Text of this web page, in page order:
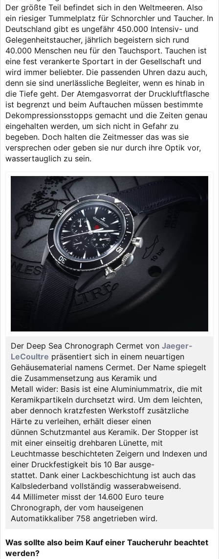
Der größte Teil befindet sich in den Weltmeeren. Also
ein riesiger Tummelplatz für Schnorchler und Taucher. In
Deutschland gibt es ungefähr 450.000 Intensiv- und
Gelegenheitstaucher, jährlich begeistern sich rund
40.000 Menschen neu für den Tauchsport. Tauchen ist
eine fest verankerte Sportart in der Gesellschaft und
wird immer beliebter. Die passenden Uhren dazu auch,
denn sie sind unerlässliche Begleiter, wenn es hinab in
die Tiefe geht. Der Atemgasvorrat der Druckluftflasche
ist begrenzt und beim Auftauchen müssen bestimmte
Dekompressionsstopps gemacht und die Zeiten genau
eingehalten werden, um sich nicht in Gefahr zu
begeben. Doch halten die Zeitmesser das was sie
versprechen oder geben sie nur durch ihre Optik vor,
wassertauglich zu sein.
Der Deep Sea Chronograph Cermet von Jaeger-
LeCoultre präsentiert sich in einem neuartigen
Gehäusematerial namens Cermet. Der Name spiegelt
die Zusammensetzung aus Keramik und
Metall wider: Basis ist eine Aluminiummatrix, die mit
Keramikpartikeln durchsetzt wird. Um dem leichten,
aber dennoch kratzfesten Werkstoff zusätzliche
Härte zu verleihen, erhält dieser einen
dünnen Schutzmantel aus Keramik. Der Stopper ist
mit einer einseitig drehbaren Lünette, mit
Leuchtmasse beschichteten Zeigern und Indexen und
einer Druckfestigkeit bis 10 Bar ausge-
stattet. Dank einer Lackbeschichtung ist auch das
Kalbslederband vollständig wasserabweisend.
44 Millimeter misst der 14.600 Euro teure
Chronograph, der vom hauseigenen
Automatikkaliber 758 angetrieben wird.
Was sollte also beim Kauf einer Taucheruhr beachtet
werden?